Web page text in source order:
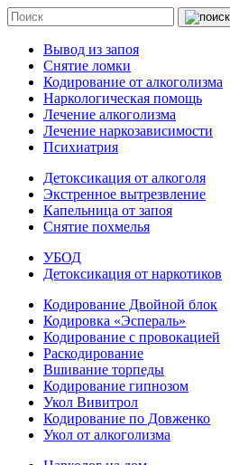
Вывод из запоя
Снятие ломки
Кодирование от алкоголизма
Наркологическая помощь
Лечение алкоголизма
Лечение наркозависимости
Психиатрия
Детоксикация от алкоголя
Экстренное вытрезвление
Капельница от запоя
Снятие похмелья
УБОД
Детоксикация от наркотиков
Кодирование Двойной блок
Кодировка «Эспераль»
Кодирование с провокацией
Раскодирование
Вшивание торпеды
Кодирование гипнозом
Укол Вивитрол
Кодирование по Довженко
Укол от алкоголизма